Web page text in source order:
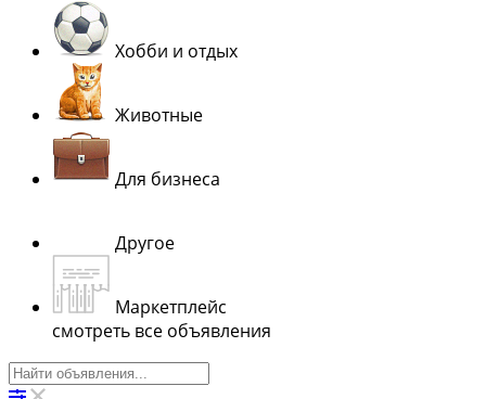
Хобби и отдых
Животные
Для бизнеса
Другое
Маркетплейс
смотреть все объявления